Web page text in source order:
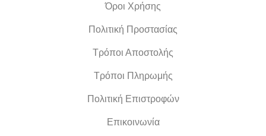
Όροι Χρήσης
Πολιτική Προστασίας
Τρόποι Αποστολής
Τρόποι Πληρωμής
Πολιτική Επιστροφών
Επικοινωνία